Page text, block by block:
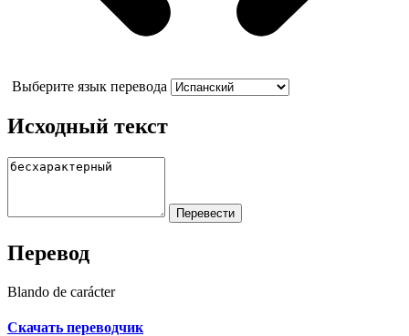
Выберите язык перевода
Исходный текст
Перевод
Blando de carácter
Скачать переводчик